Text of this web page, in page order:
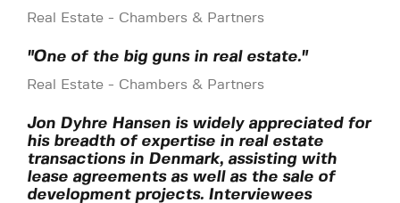
Real Estate - Chambers & Partners
"One of the big guns in real estate."
Real Estate - Chambers & Partners
Jon Dyhre Hansen is widely appreciated for
his breadth of expertise in real estate
transactions in Denmark, assisting with
lease agreements as well as the sale of
development projects. Interviewees